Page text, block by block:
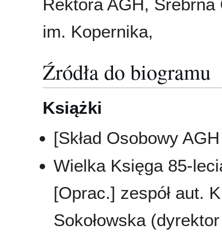
Rektora AGH,
im. Kopernika,
Źródła do biogramu
Książki
[Skład Osobowy
Wielka Księga 85-
[Oprac.] zespół aut.
Sokołowska